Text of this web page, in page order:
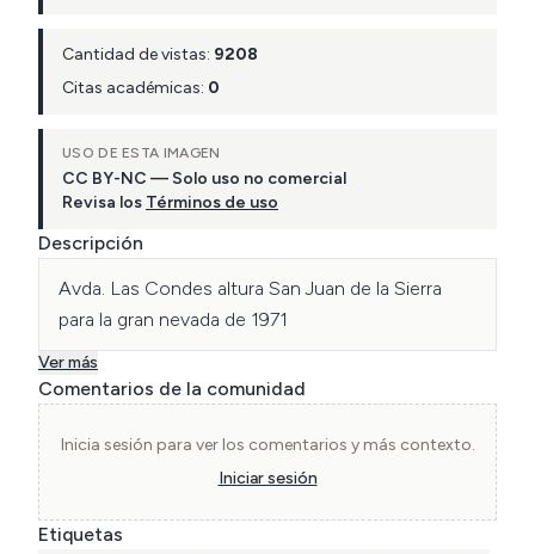
Cantidad de vistas: 9208
Citas académicas: 0
USO DE ESTA IMAGEN
CC BY-NC — Solo uso no comercial
Revisa los Términos de uso
Descripción
Avda. Las Condes altura San Juan de la Sierra
para la gran nevada de 1971
Ver más
Comentarios de la comunidad
Inicia sesión para ver los comentarios y más contexto.
Iniciar sesión
Etiquetas